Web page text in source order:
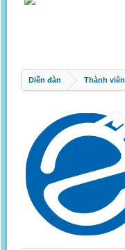
Diễn đàn Thành viên